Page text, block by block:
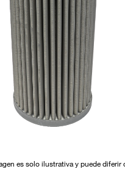
es solo ilustrativa y puede diferir